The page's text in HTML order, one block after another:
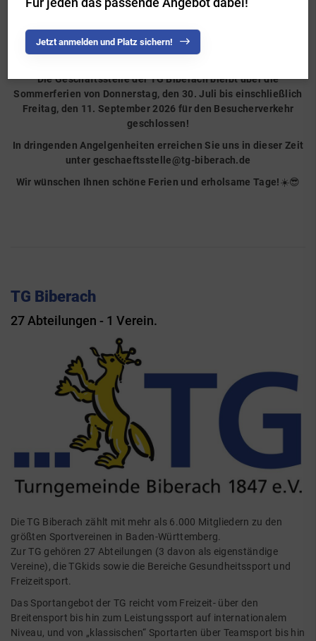
Die Geschäftsstelle der TG Biberach bleibt über die
Sommerferien von Donnerstag, den 30. Juli bis einschließlich
Freitag, den 11. September 2026 für den Besucherverkehr
geschlossen!
In dringenden Angelgenheiten erreichen Sie uns in dieser Zeit
unter geschaeftsstelle@tg-biberach.de
Wir wünschen Ihnen schöne Ferien und erholsame Tage!☀️😎
TG Biberach
27 Abteilungen - 1 Verein.
Die TG Biberach zählt mit mehr als 6.000 Mitgliedern zu den
größten Sportvereinen in Baden-Württemberg.
Zur TG gehören 27 Abteilungen (3 davon als eigenständige
Vereine), die TGkids sowie die Bereiche Gesundheitssport und
Freizeitsport.
Das Sportangebot der TG reicht vom Freizeit- über den
Breitensport bis hin zum Leistungssport auf internationalem
Niveau, und von „klassischen“ Sportarten über Teamsport bis hin
Jetzt anmelden und Platz sichern!